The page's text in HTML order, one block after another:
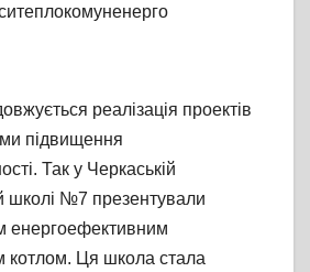
реалізація проектів
підвищення
Так у Черкаській
школі №7 презентували
енергоефективним
котлом. Ця школа стала